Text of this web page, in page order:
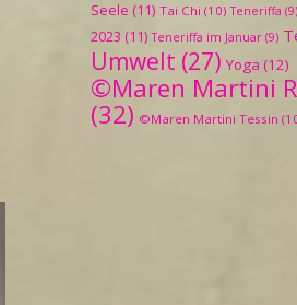
Seele (11) Tai Chi (10) Teneriffa (9)
2023 (11) Teneriffa im Januar (9)
Umwelt (27) Yoga (12)
©Maren Martini
(32) ©Maren Martini Tessin